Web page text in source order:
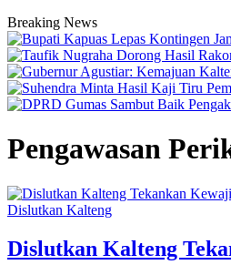
Breaking News
Pengawasan
Dislutkan Kalteng
Dislutkan Kalteng